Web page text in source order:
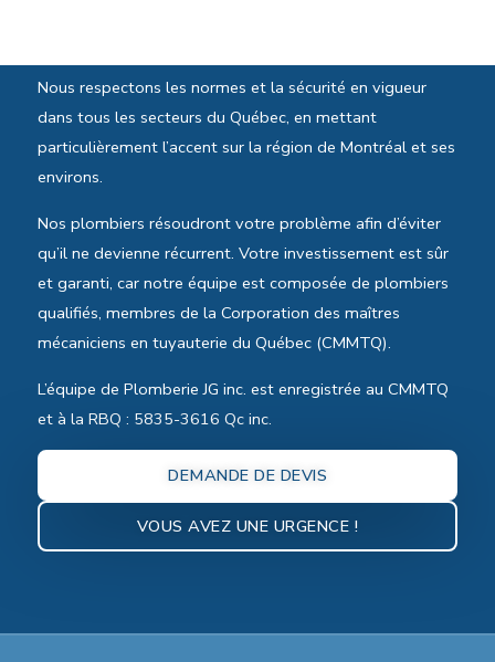
Nous respectons les normes et la sécurité en vigueur
dans tous les secteurs du Québec, en mettant
particulièrement l’accent sur la région de Montréal et ses
environs.
Nos plombiers résoudront votre problème afin d’éviter
qu’il ne devienne récurrent. Votre investissement est sûr
et garanti, car notre équipe est composée de plombiers
qualifiés, membres de la Corporation des maîtres
mécaniciens en tuyauterie du Québec (CMMTQ).
L’équipe de Plomberie JG inc. est enregistrée au CMMTQ
et à la RBQ : 5835-3616 Qc inc.
DEMANDE DE DEVIS
VOUS AVEZ UNE URGENCE !